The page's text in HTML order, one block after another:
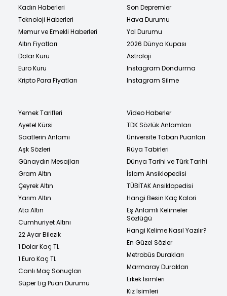
Kadın Haberleri
Teknoloji Haberleri
Memur ve Emekli Haberleri
Altın Fiyatları
Dolar Kuru
Euro Kuru
Kripto Para Fiyatları
Son Depremler
Hava Durumu
Yol Durumu
2026 Dünya Kupası
Astroloji
Instagram Dondurma
Instagram Silme
Yemek Tarifleri
Ayetel Kürsi
Saatlerin Anlamı
Aşk Sözleri
Günaydın Mesajları
Gram Altın
Çeyrek Altın
Yarım Altın
Ata Altın
Cumhuriyet Altını
22 Ayar Bilezik
1 Dolar Kaç TL
1 Euro Kaç TL
Canlı Maç Sonuçları
Süper Lig Puan Durumu
Video Haberler
TDK Sözlük Anlamları
Üniversite Taban Puanları
Rüya Tabirleri
Dünya Tarihi ve Türk Tarihi
İslam Ansiklopedisi
TÜBİTAK Ansiklopedisi
Hangi Besin Kaç Kalori
Eş Anlamlı Kelimeler
Sözlüğü
Hangi Kelime Nasıl Yazılır?
En Güzel Sözler
Metrobüs Durakları
Marmaray Durakları
Erkek İsimleri
Kız İsimleri